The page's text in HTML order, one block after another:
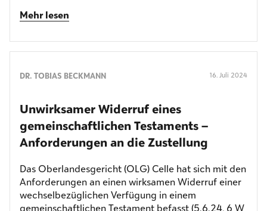
Mehr lesen
DR. TOBIAS BECKMANN 16. Juli 2024
Unwirksamer Widerruf eines
gemeinschaftlichen Testaments –
Anforderungen an die Zustellung
Das Oberlandesgericht (OLG) Celle hat sich mit den
Anforderungen an einen wirksamen Widerruf einer
wechselbezüglichen Verfügung in einem